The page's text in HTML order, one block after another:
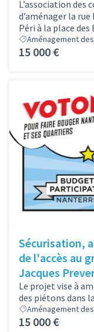
L’association des
d’aménager la
Péri à la place
Aménagement
15 000 €
Sécurisation,
de l'accès au
Jacques
Le projet vise à
des piétons dans
Aménagement
15 000 €